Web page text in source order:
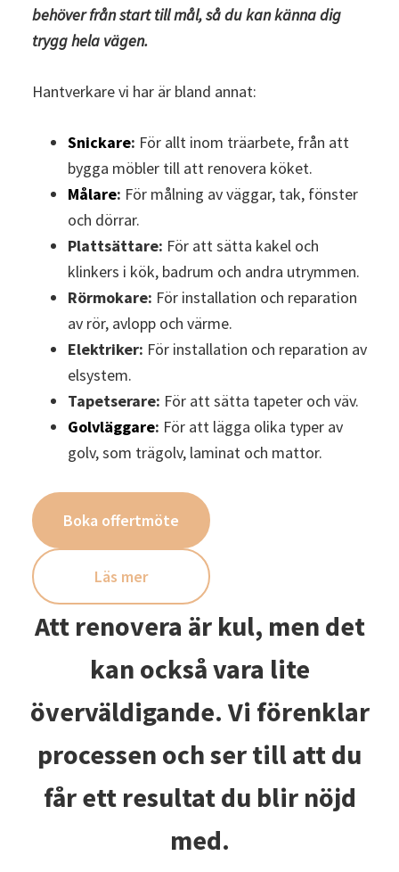
behöver från start till mål, så du kan känna dig
trygg hela vägen.
Hantverkare vi har är bland annat:
Snickare: För allt inom träarbete, från att
bygga möbler till att renovera köket.
Målare: För målning av väggar, tak, fönster
och dörrar.
Plattsättare: För att sätta kakel och
klinkers i kök, badrum och andra utrymmen.
Rörmokare: För installation och reparation
av rör, avlopp och värme.
Elektriker: För installation och reparation av
elsystem.
Tapetserare: För att sätta tapeter och väv.
Golvläggare: För att lägga olika typer av
golv, som trägolv, laminat och mattor.
Boka offertmöte
Läs mer
Att renovera är kul, men det
kan också vara lite
överväldigande. Vi förenklar
processen och ser till att du
får ett resultat du blir nöjd
med.